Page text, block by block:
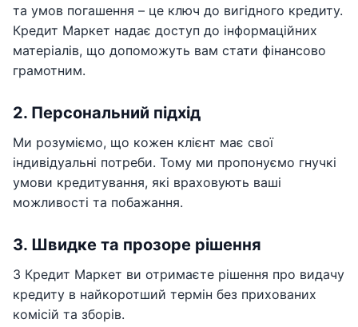
та умов погашення – це ключ до вигідного кредиту.
Кредит Маркет надає доступ до інформаційних
матеріалів, що допоможуть вам стати фінансово
грамотним.
2. Персональний підхід
Ми розуміємо, що кожен клієнт має свої
індивідуальні потреби. Тому ми пропонуємо гнучкі
умови кредитування, які враховують ваші
можливості та побажання.
3. Швидке та прозоре рішення
З Кредит Маркет ви отримаєте рішення про видачу
кредиту в найкоротший термін без прихованих
комісій та зборів.